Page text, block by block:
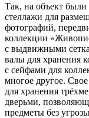
Так, на объект
стеллажи для
фотографий,
коллекции
с выдвижными
валы для хранения
с сейфами для
многое другое.
для хранения
дверьми,
предметы без